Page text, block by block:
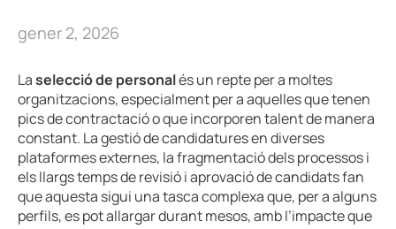
gener 2, 2026
Laselecció de personalés un repte per a moltes
organitzacions, especialment per a aquelles que tenen
pics de contractació o que incorporen talent de manera
constant. La gestió de candidatures en diverses
plataformes externes, la fragmentació dels processos i
els llargs temps de revisió i aprovació de candidats fan
que aquesta sigui una tasca complexa que, per a alguns
perfils, es pot allargar durant mesos, amb l’impacte que